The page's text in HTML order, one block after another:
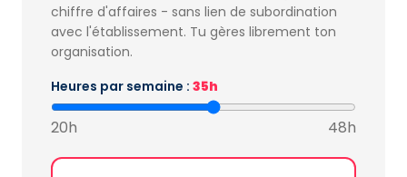
chiffre d'affaires - sans lien de subordination
avec l'établissement. Tu gères librement ton
organisation.
Heures par semaine : 35h
20h 48h